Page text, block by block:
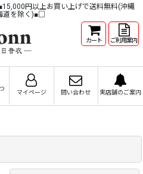
円以上お買い上げで送料無料(沖縄
道を除く)■□
カート ご利用案内
マイページ 問い合わせ 実店舗のご案内